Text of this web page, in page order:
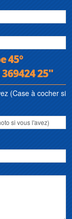
45°
25"
(Case à cocher si